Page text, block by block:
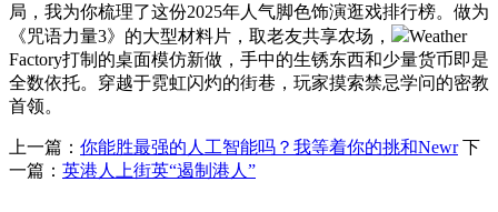
局，我为你梳理了这份2025年人气脚色饰演逛戏排行榜。做为
《咒语力量3》的大型材料片，取老友共享农场，
Weather
Factory打制的桌面模仿新做，手中的生锈东西和少量货币即是
全数依托。穿越于霓虹闪灼的街巷，玩家摸索禁忌学问的密教
首领。
上一篇： 你能胜最强的人工智能吗？我等着你的挑和Newr下
一篇： 英港人上街英“遏制港人”